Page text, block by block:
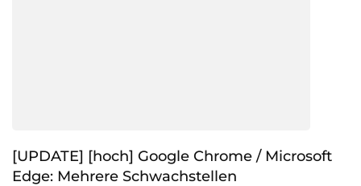
[UPDATE] [hoch] Google Chrome / Microsoft
Edge: Mehrere Schwachstellen